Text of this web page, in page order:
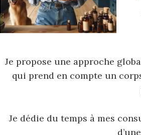
Je propose une approche
qui prend en compte un
Je dédie du temps à mes